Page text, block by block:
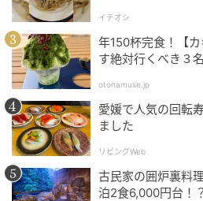
テーブルにあるQRコードを読
ラインストアで購入できちゃ
カフェでゆっくりくつろぎなが
知識を持つスタッフに相談す
しいところ。
海外から輸入した壁紙なども
かな柄を見ているだけでも楽
イチオシ
年150杯完食！【
す絶対行くべき３
otonamuse.jp
愛媛で人気の回転
ました
リビングWeb
古民家の囲炉裏料
泊2食6,000円台！